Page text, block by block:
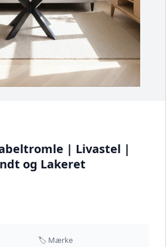
| Livastel |
og Lakeret
🏷️ Mærke